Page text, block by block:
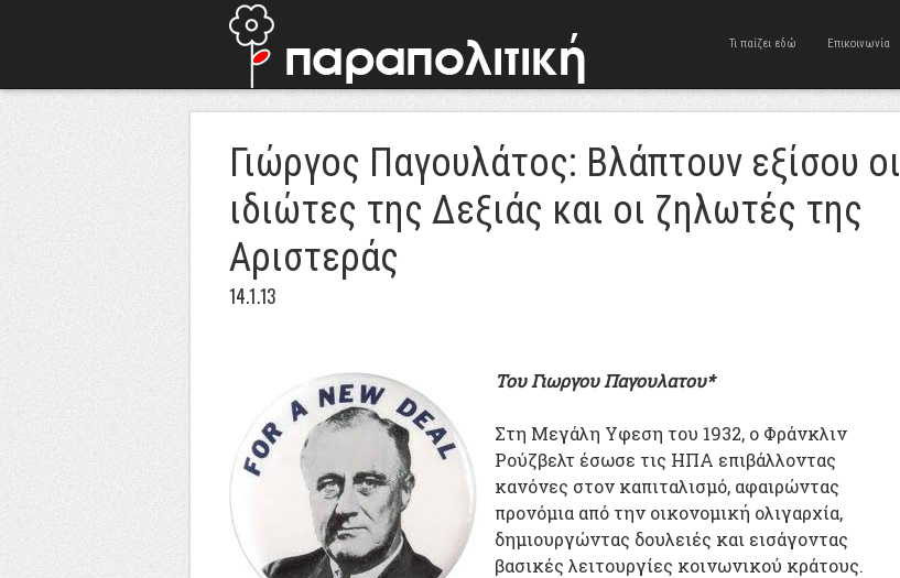
Τι παίζει εδώ Επικοινωνία
Γιώργος Παγουλάτος: Βλάπτουν εξίσου οι
ιδιώτες της Δεξιάς και οι ζηλωτές της
Αριστεράς
14.1.13
Του Γιωργου Παγουλατου*
Στη Μεγάλη Υφεση του 1932, ο Φράνκλιν
Ρούζβελτ έσωσε τις ΗΠΑ επιβάλλοντας
κανόνες στον καπιταλισμό, αφαιρώντας
προνόμια από την οικονομική ολιγαρχία,
δημιουργώντας δουλειές και εισάγοντας
βασικές λειτουργίες κοινωνικού κράτους.